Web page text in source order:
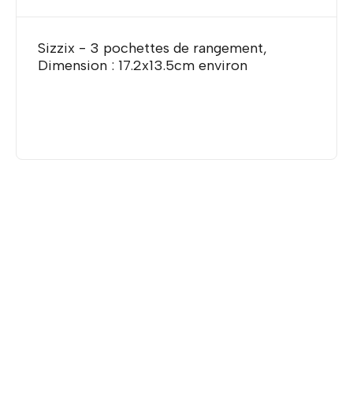
Sizzix - 3 pochettes de rangement,
Dimension : 17.2x13.5cm environ